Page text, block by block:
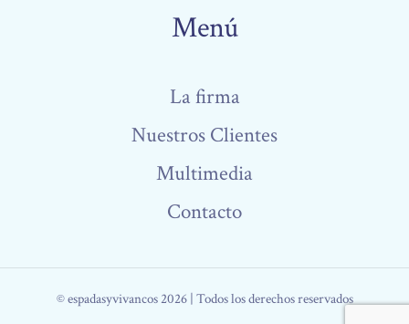
Menú
La firma
Nuestros Clientes
Multimedia
Contacto
© espadasyvivancos 2026 | Todos los derechos reservados